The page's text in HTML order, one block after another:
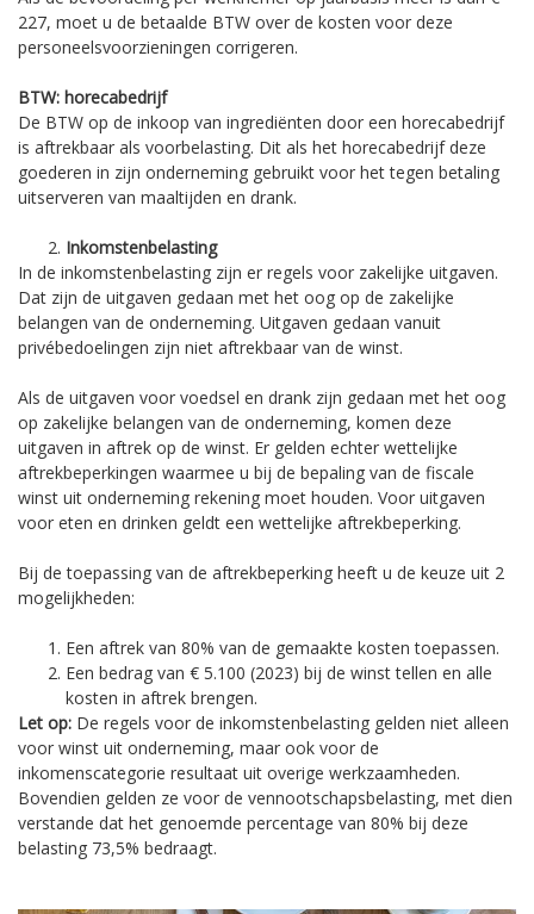
227, moet u de betaalde BTW over de kosten voor deze
personeelsvoorzieningen corrigeren.
BTW: horecabedrijf
De BTW op de inkoop van ingrediënten door een horecabedrijf
is aftrekbaar als voorbelasting. Dit als het horecabedrijf deze
goederen in zijn onderneming gebruikt voor het tegen betaling
uitserveren van maaltijden en drank.
Inkomstenbelasting
In de inkomstenbelasting zijn er regels voor zakelijke uitgaven.
Dat zijn de uitgaven gedaan met het oog op de zakelijke
belangen van de onderneming. Uitgaven gedaan vanuit
privébedoelingen zijn niet aftrekbaar van de winst.
Als de uitgaven voor voedsel en drank zijn gedaan met het oog
op zakelijke belangen van de onderneming, komen deze
uitgaven in aftrek op de winst. Er gelden echter wettelijke
aftrekbeperkingen waarmee u bij de bepaling van de fiscale
winst uit onderneming rekening moet houden. Voor uitgaven
voor eten en drinken geldt een wettelijke aftrekbeperking.
Bij de toepassing van de aftrekbeperking heeft u de keuze uit 2
mogelijkheden:
Een aftrek van 80% van de gemaakte kosten toepassen.
Een bedrag van € 5.100 (2023) bij de winst tellen en alle
kosten in aftrek brengen.
Let op: De regels voor de inkomstenbelasting gelden niet alleen
voor winst uit onderneming, maar ook voor de
inkomenscategorie resultaat uit overige werkzaamheden.
Bovendien gelden ze voor de vennootschapsbelasting, met dien
verstande dat het genoemde percentage van 80% bij deze
belasting 73,5% bedraagt.